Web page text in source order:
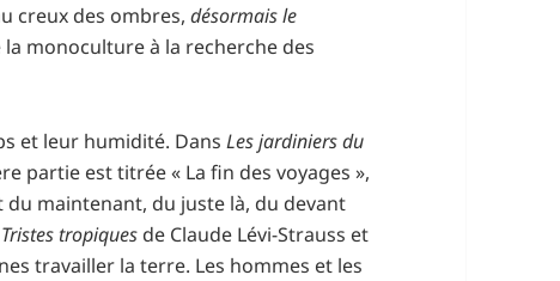
creux des ombres,désormais le
la monoculture à la recherche des
et leur humidité. DansLes jardiniers du
partie est titrée « La fin des voyages »,
du maintenant, du juste là, du devant
Tristes tropiques de Claude Lévi-Strauss et
travailler la terre. Les hommes et les